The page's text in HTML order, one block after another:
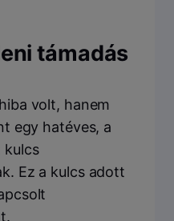
támadás
volt, hanem
egy hatéves, a
kulcs
Ez a kulcs adott